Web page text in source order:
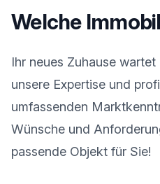
Welche
Ihr neues Zuhause
unsere Expertise und
umfassenden
Wünsche und
passende Objekt für Sie!